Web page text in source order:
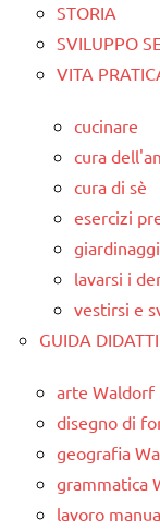
STORIA
SVILUPPO
VITA
cucinare
cura
cura di sè
esercizi
lavarsi i
vestirsi e
GUIDA
arte Waldorf
disegno di
geografia
grammatica
lavoro